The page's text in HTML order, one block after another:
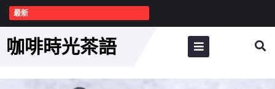
最新
咖啡時光茶語